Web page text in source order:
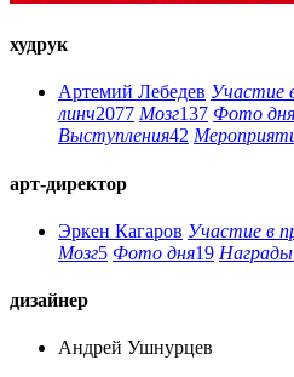
худрук
Артемий Лебедев Участие
линч2077 Мозг137 Фото дня
Выступления42
арт-директор
Эркен Кагаров Участие в
Мозг5 Фото дня19 Награды
дизайнер
Андрей Ушнурцев